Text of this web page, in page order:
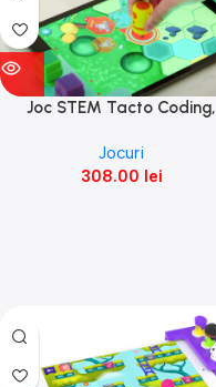
Joc STEM Tacto Coding,
Jocuri
308.00 lei